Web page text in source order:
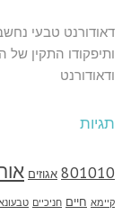
דאודורנט טבעי
ותיפקודו התקין
ודאודורנט
תגיות
801010 אגוזים
קיימא חיים חניכיים